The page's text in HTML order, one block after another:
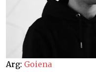
Arg: Goiena